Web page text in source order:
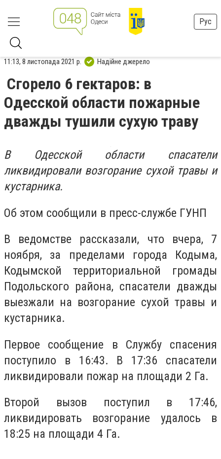
Рус
11:13, 8 листопада 2021 р. Надійне джерело
Сгорело 6 гектаров: в
Одесской области пожарные
дважды тушили сухую траву
В Одесской области спасатели
ликвидировали возгорание сухой травы и
кустарника.
Об этом сообщили в пресс-службе ГУНП
В ведомстве рассказали, что вчера, 7
ноября, за пределами города Кодыма,
Кодымской территориальной громады
Подольского района, спасатели дважды
выезжали на возгорание сухой травы и
кустарника.
Первое сообщение в Службу спасения
поступило в 16:43. В 17:36 спасатели
ликвидировали пожар на площади 2 Га.
Второй вызов поступил в 17:46,
ликвидировать возгорание удалось в
18:25 на площади 4 Га.